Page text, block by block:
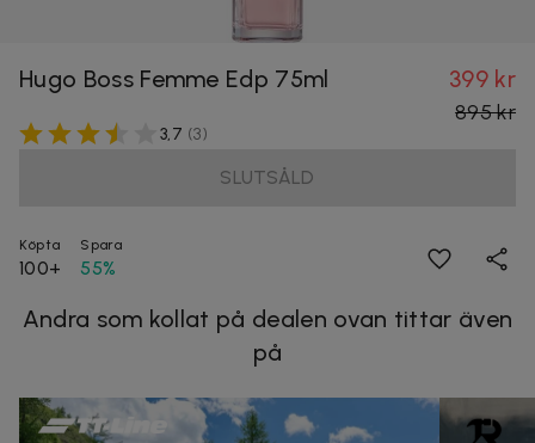
Hugo Boss Femme Edp 75ml 399 kr
895 kr
3,7 (3)
SLUTSÅLD
Köpta
100+
Spara
55%
Andra som kollat på dealen ovan tittar även
på